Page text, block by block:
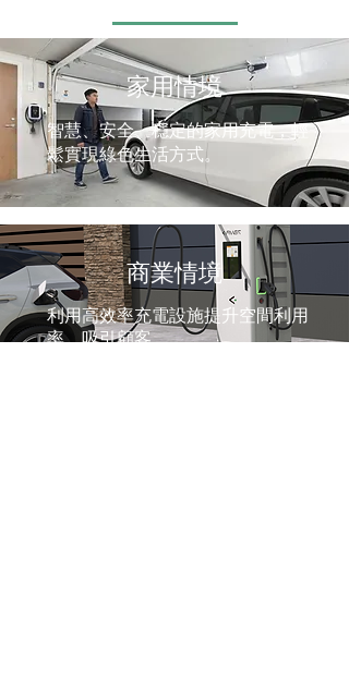
家用情境
智慧、安全、穩定的家用充電，輕
鬆實現綠色生活方式。
商業情境
利用高效率充電設施提升空間利用
率，吸引顧客。